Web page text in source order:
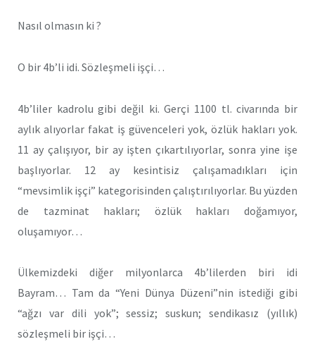
Nasıl olmasın ki ?
O bir 4b’li idi. Sözleşmeli işçi…
4b’liler kadrolu gibi değil ki. Gerçi 1100 tl. civarında bir
aylık alıyorlar fakat iş güvenceleri yok, özlük hakları yok.
11 ay çalışıyor, bir ay işten çıkartılıyorlar, sonra yine işe
başlıyorlar. 12 ay kesintisiz çalışamadıkları için
“mevsimlik işçi” kategorisinden çalıştırılıyorlar. Bu yüzden
de tazminat hakları; özlük hakları doğamıyor,
oluşamıyor…
Ülkemizdeki diğer milyonlarca 4b’lilerden biri idi
Bayram… Tam da “Yeni Dünya Düzeni”nin istediği gibi
“ağzı var dili yok”; sessiz; suskun; sendikasız (yıllık)
sözleşmeli bir işçi…